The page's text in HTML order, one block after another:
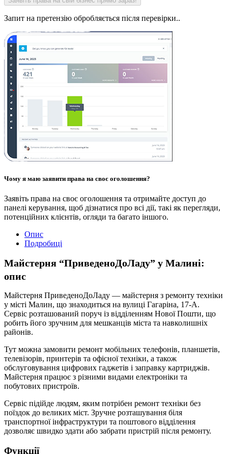
Запит на претензію обробляється після перевірки..
Чому я маю заявити права на своє оголошення?
Заявіть права на своє оголошення та отримайте доступ до
панелі керування, щоб дізнатися про всі дії, такі як перегляди,
потенційних клієнтів, огляди та багато іншого.
Опис
Подробиці
Майстерня “ПриведеноДоЛаду” у Малині:
опис
Майстерня ПриведеноДоЛаду — майстерня з ремонту техніки
у місті Малин, що знаходиться на вулиці Гагаріна, 17-А.
Сервіс розташований поруч із відділенням Нової Пошти, що
робить його зручним для мешканців міста та навколишніх
районів.
Тут можна замовити ремонт мобільних телефонів, планшетів,
телевізорів, принтерів та офісної техніки, а також
обслуговування цифрових гаджетів і заправку картриджів.
Майстерня працює з різними видами електроніки та
побутових пристроїв.
Сервіс підійде людям, яким потрібен ремонт техніки без
поїздок до великих міст. Зручне розташування біля
транспортної інфраструктури та поштового відділення
дозволяє швидко здати або забрати пристрій після ремонту.
Функції